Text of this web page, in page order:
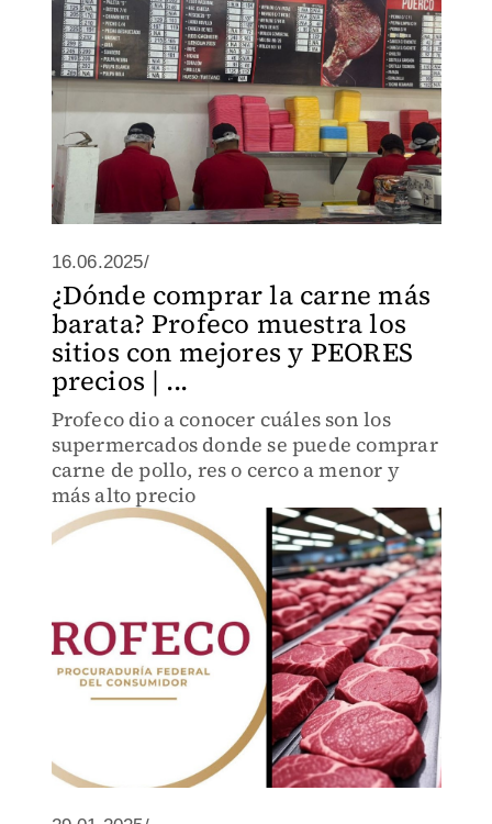
16.06.2025/
¿Dónde comprar la carne más
barata? Profeco muestra los
sitios con mejores y PEORES
precios | ...
Profeco dio a conocer cuáles son los
supermercados donde se puede comprar
carne de pollo, res o cerco a menor y
más alto precio